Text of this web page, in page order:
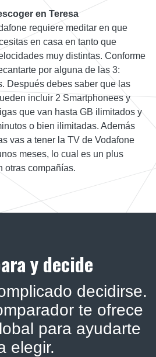
en Teresa
requiere meditar en que
en casa en tanto que
muy distintas. Conforme
por alguna de las 3:
Después debes saber que las
incluir 2 Smartphonees y
que van hasta GB ilimitados y
o bien ilimitadas. Además
vas a tener la TV de Vodafone
meses, lo cual es un plus
otras compañías.
y decide
decidirse.
te ofrece
para ayudarte
elegir.